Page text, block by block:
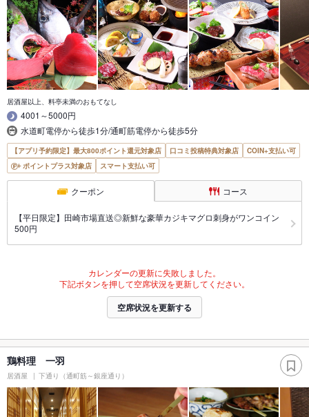
居酒屋以上、料亭未満のおもてなし
4001～5000円
水道町電停から徒歩1分/通町筋電停から徒歩5分
【アプリ予約限定】最大800ポイント還元対象店 口コミ投稿特典対象店
COIN+支払い可
ポイントプラス対象店
スマート支払い可
クーポン コース
【平日限定】田崎市場直送◎新鮮な豪華カジキマグロ刺身がワンコイン
500円
カレンダーの更新に失敗しました。
下記ボタンを押して空席状況を更新してください。
空席状況を更新する
鶏料理 一羽
居酒屋 下通り（通町筋～銀座通り）